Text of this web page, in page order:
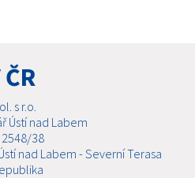
s r.o.
Ústí nad Labem
38
nad Labem - Severní Terasa